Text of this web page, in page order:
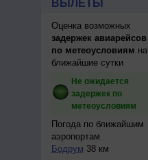
ВЫЛЕТЫ
Оценка возможных
задержек авиарейсов
по метеоусловиям на
ближайшие сутки
Не ожидается
задержек по
метеоусловиям
Погода по ближайшим
аэропортам
Бодрум 38 км